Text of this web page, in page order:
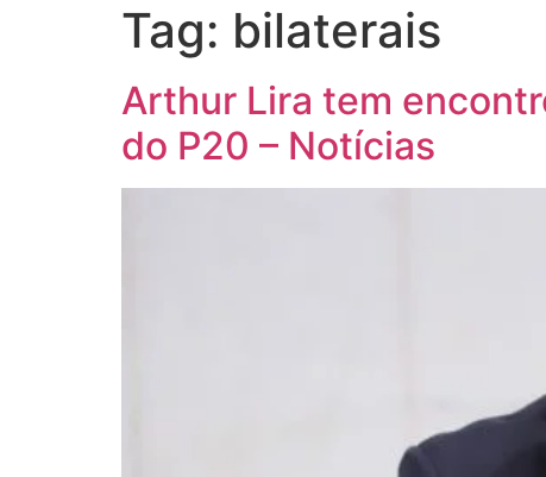
Tag: bilaterais
Arthur Lira tem
do P20 – Notícias